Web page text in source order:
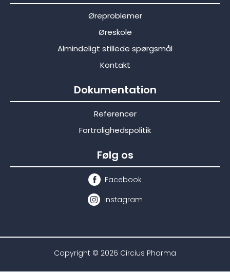
Øreproblemer
Øreskole
Almindeligt stillede spørgsmål
Kontakt
Dokumentation
Referencer
Fortrolighedspolitik
Følg os
Facebook
Instagram
Copyright © 2026 Circius Pharma